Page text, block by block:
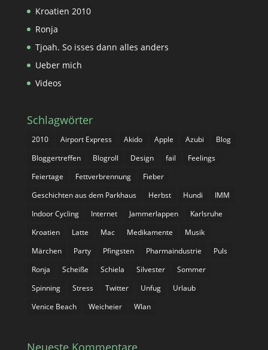
Kroatien 2010
Ronja
Tjoah. So isses dann alles anders
Ueber mich
Videos
Schlagwörter
2010 Airport Express Akido Apple Azubi
Blog
Bloggertreffen
Blogroll Design fail
Feelings
Feiertage
Fettverbrennung
Fieber
Geschichten aus dem Parkhaus
Herbst Hundi
IMM
Indoor Cycling
Internet Jammerlappen
Karlsruhe
Kroatien
Latte Mac Medikamente
Musik
Märchen
Party Pfingsten Pharmaindustrie
Puls
Ronja
Scheiße Schiela Silvester
Sommer
Spinning
Stress Twitter Unfug
Urlaub
Venice Beach
Weicheier Wlan